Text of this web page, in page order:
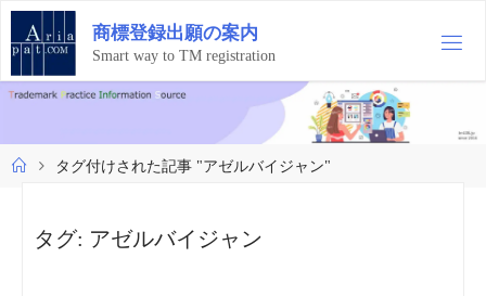
コ
テ
ン
ツ
ス
キ
商標登録出願の案内
Smart way to TM registration
ホ
タグ付けされた記事 "アゼルバイジャン"
タグ: アゼルバイジャン